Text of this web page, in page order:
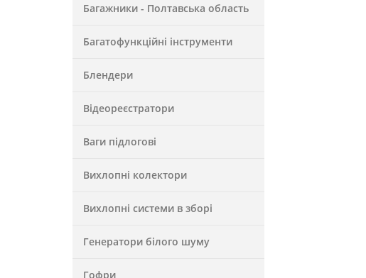
Багажники - Полтавська область
Багатофункційні інструменти
Блендери
Відеореєстратори
Ваги підлогові
Вихлопні колектори
Вихлопні системи в зборі
Генератори білого шуму
Гофри